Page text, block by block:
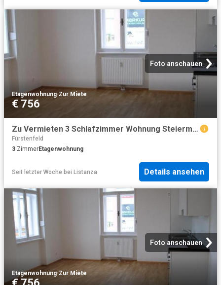
Foto anschauen
Etagenwohnung·Zur Miete
€ 756
Zu Vermieten 3 Schlafzimmer Wohnung Steiermark Steiermark DS104473696
Fürstenfeld
3 ZimmerEtagenwohnung
Seit letzter Woche bei Listanza Details ansehen
Foto anschauen
Etagenwohnung·Zur Miete